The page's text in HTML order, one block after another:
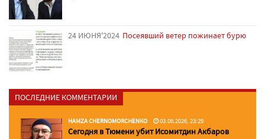
24 ИЮНЯ'2024 Посеявший ветер пожинает бурю
ПОСЛЕДНИЕ КОММЕНТАРИИ
HAMZA CHERNOMORCHENKO 03.06.2026, 23:29
Сегодня в Тюмени убит Исомитдин Акбаров